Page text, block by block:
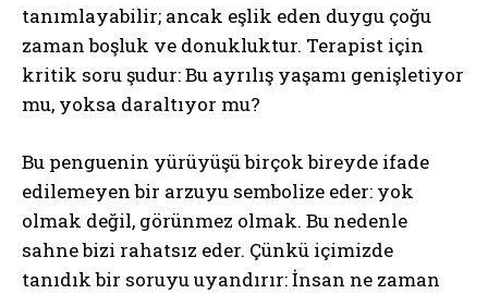
tanımlayabilir; ancak eşlik eden duygu çoğu
zaman boşluk ve donukluktur. Terapist için
kritik soru şudur: Bu ayrılış yaşamı genişletiyor
mu, yoksa daraltıyor mu?
Bu penguenin yürüyüşü birçok bireyde ifade
edilemeyen bir arzuyu sembolize eder: yok
olmak değil, görünmez olmak. Bu nedenle
sahne bizi rahatsız eder. Çünkü içimizde
tanıdık bir soruyu uyandırır: İnsan ne zaman